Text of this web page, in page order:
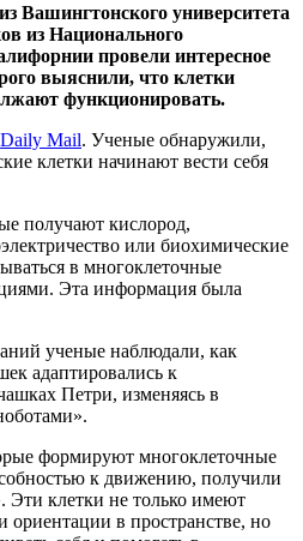
Вашингтонского университета
из Национального
провели интересное
выяснили, что клетки
функционировать.
Daily Mail. Ученые обнаружили,
клетки начинают вести себя
получают кислород,
или биохимические
в многоклеточные
Эта информация была
ученые наблюдали, как
адаптировались к
Петри, изменяясь в
формируют многоклеточные
к движению, получили
Эти клетки не только имеют
ориентации в пространстве, но